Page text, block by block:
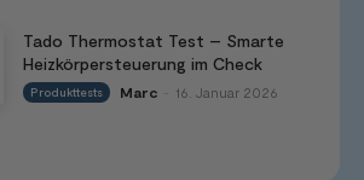
Tado Thermostat Test – Smarte
Heizkörpersteuerung im Check
Produkttests Marc 16. Januar 2026